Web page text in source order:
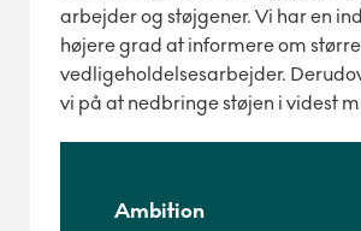
arbejder og støjgener. Vi har en
højere grad at informere om større
vedligeholdelsesarbejder.
vi på at nedbringe støjen i videst
Ambition